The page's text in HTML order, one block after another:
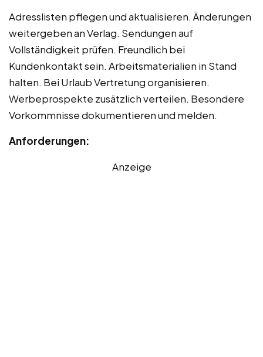
Adresslisten pflegen und aktualisieren. Änderungen
weitergeben an Verlag. Sendungen auf
Vollständigkeit prüfen. Freundlich bei
Kundenkontakt sein. Arbeitsmaterialien in Stand
halten. Bei Urlaub Vertretung organisieren.
Werbeprospekte zusätzlich verteilen. Besondere
Vorkommnisse dokumentieren und melden.
Anforderungen:
Anzeige